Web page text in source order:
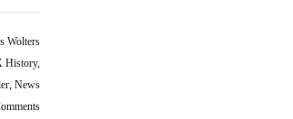
Wolters
History,
,News